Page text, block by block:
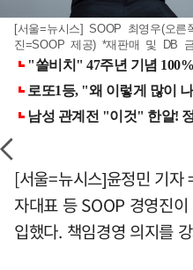
[서울=뉴시스] SOOP 최영우(오른
진=SOOP 제공) *재판매 및 DB
[서울=뉴시스]윤정민 기
자대표 등 SOOP 경영진
입했다. 책임경영 의지를